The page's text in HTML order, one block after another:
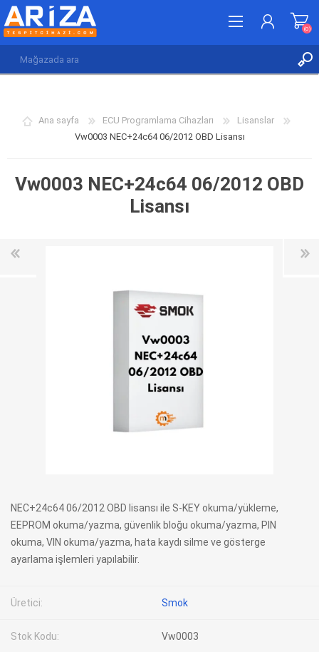
(0)
(0)
Ana sayfa ECU Programlama Cihazları
Lisanslar
Vw0003 NEC+24c64 06/2012 OBD Lisansı
Vw0003 NEC+24c64 06/2012 OBD
Lisansı
NEC+24c64 06/2012 OBD lisansı ile S-KEY okuma/yükleme,
EEPROM okuma/yazma, güvenlik bloğu okuma/yazma, PIN
okuma, VIN okuma/yazma, hata kaydı silme ve gösterge
ayarlama işlemleri yapılabilir.
Üretici: Smok
Stok Kodu: Vw0003